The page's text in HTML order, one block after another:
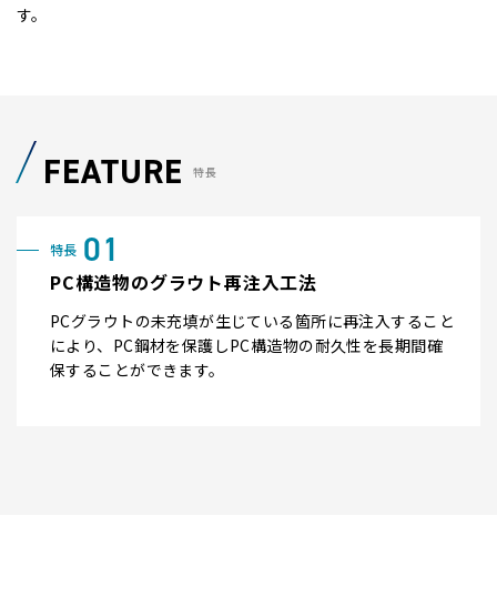
す。
FEATURE 特長
PC構造物のグラウト再注入工法
PCグラウトの未充填が生じている箇所に再注入すること
により、PC鋼材を保護しPC構造物の耐久性を長期間確
保することができます。